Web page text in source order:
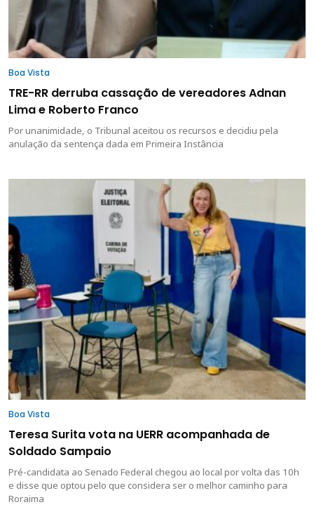
Boa Vista
TRE-RR derruba cassação de vereadores Adnan
Lima e Roberto Franco
Por unanimidade, o Tribunal aceitou os recursos e decidiu pela
anulação da sentença dada em Primeira Instância
Boa Vista
Teresa Surita vota na UERR acompanhada de
Soldado Sampaio
Pré-candidata ao Senado Federal chegou ao local por volta das 10h
e disse que optou pelo que considera ser o melhor caminho para
Roraima